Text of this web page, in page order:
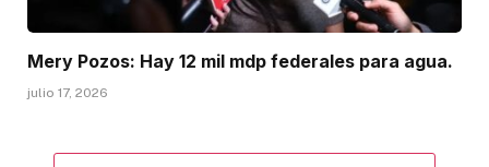
Mery Pozos: Hay 12 mil mdp federales para agua.
julio 17, 2026